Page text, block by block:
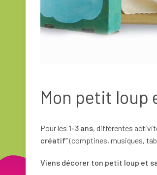
Mon petit loup
Pour les 1-3 ans, différentes
créatif”(comptines, musiques,
Viens décorer ton petit loup et